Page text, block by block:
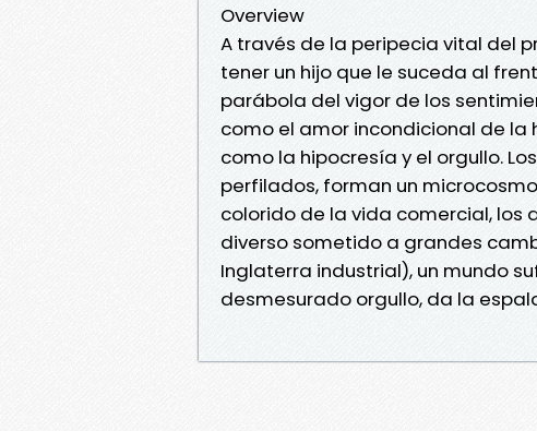
Overview
A través de la peripecia vital del
tener un hijo que le suceda al
parábola del vigor de los
como el amor incondicional de
como la hipocresía y el orgullo.
perfilados, forman un
colorido de la vida comercial, los
diverso sometido a grandes
Inglaterra industrial), un mundo
desmesurado orgullo, da la